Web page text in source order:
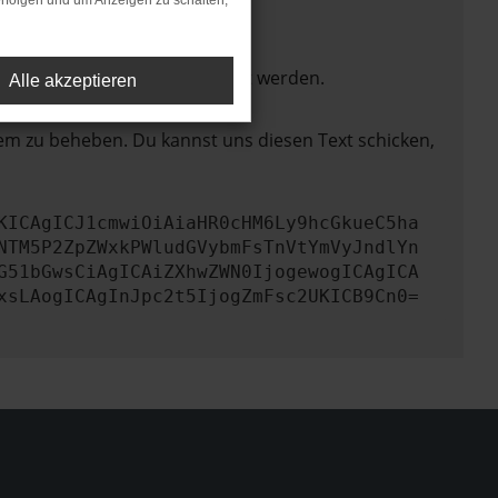
nicht mehr unterstützt werden.
zu beheben. Du kannst uns diesen Text schicken,
Alle akzeptieren